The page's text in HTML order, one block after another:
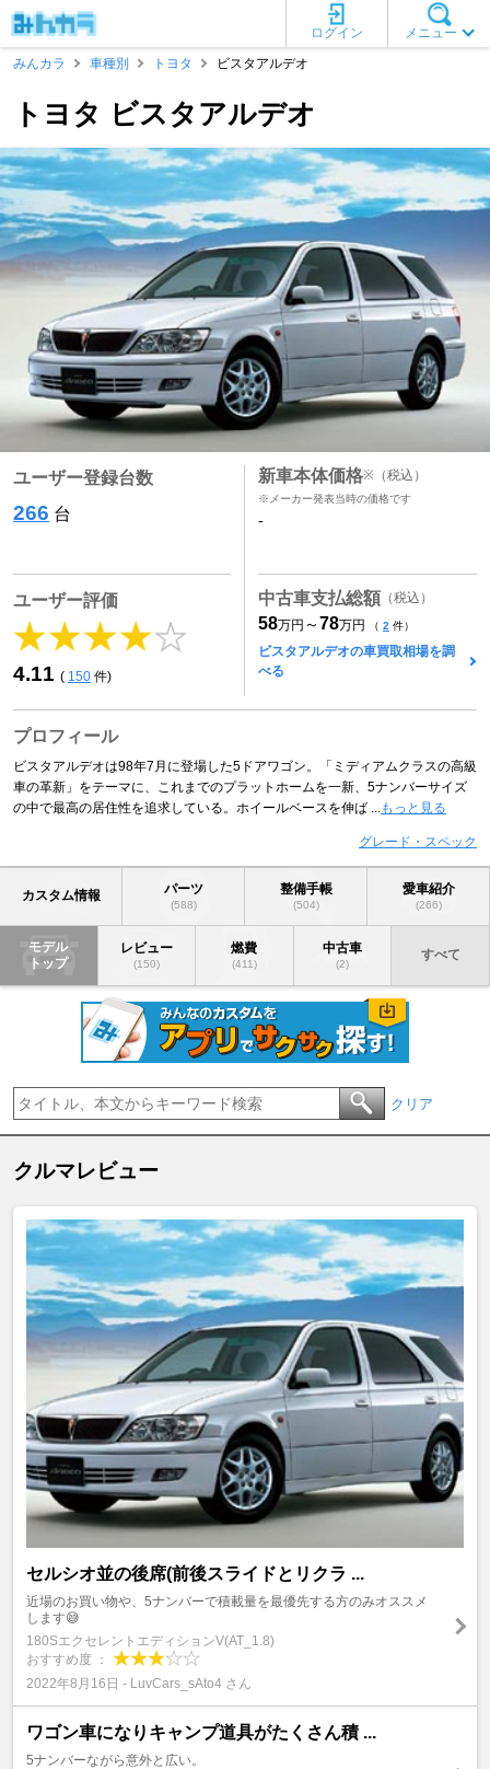
メニュー
ログイン
みんカラ
車種別 トヨタ ビスタアルデオ
トヨタ ビスタアルデオ
ユーザー登録台数
266 台
ユーザー評価
4.11 ( 150 件)
新車本体価格※ （税込）
※メーカー発表当時の価格です
-
中古車支払総額 （税込）
58万円 ～78万円 （ 2 件）
ビスタアルデオの車買取相場を調
べる
プロフィール
ビスタアルデオは98年7月に登場した5ドアワゴン。「ミディアムクラスの高級
車の革新」をテーマに、これまでのプラットホームを一新、5ナンバーサイズ
の中で最高の居住性を追求している。ホイールベースを伸ば ...
もっと見る
グレード・スペック
カスタム情報 パーツ
(588)
整備手帳
(504)
愛車紹介
(266)
モデル
トップ
レビュー
(150)
燃費
(411)
中古車
(2)
すべて
クリア
クルマレビュー
セルシオ並の後席(前後スライドとリクラ ...
近場のお買い物や、5ナンバーで積載量を最優先する方のみオススメ
します😅
180SエクセレントエディションV(AT_1.8)
おすすめ度 ：
2022年8月16日 - LuvCars_sAto4 さん
ワゴン車になりキャンプ道具がたくさん積 ...
5ナンバーながら意外と広い。